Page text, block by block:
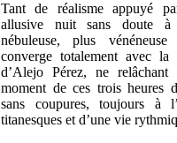
Tant de réalisme appuyé
allusive nuit sans doute
nébuleuse, plus
converge totalement avec la
d’Alejo Pérez, ne relâchant
moment de ces trois heures
sans coupures, toujours à
titanesques et d’une vie